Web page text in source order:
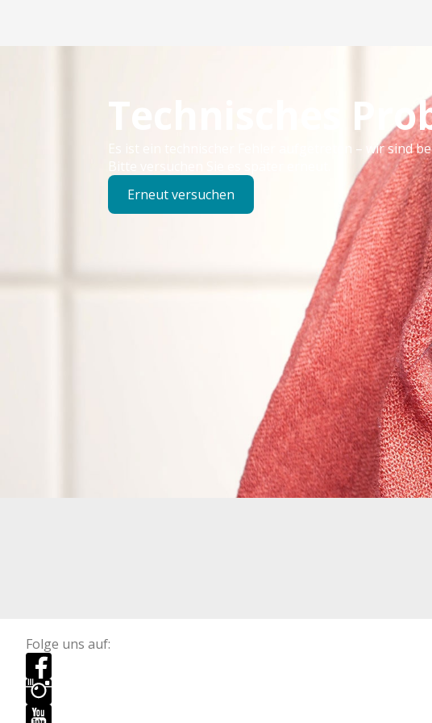
Technisches
Es ist ein technischer Fehler aufgetreten – wir sind
Bitte versuchen Sie es später erneut.
Erneut versuchen
Folge uns auf: